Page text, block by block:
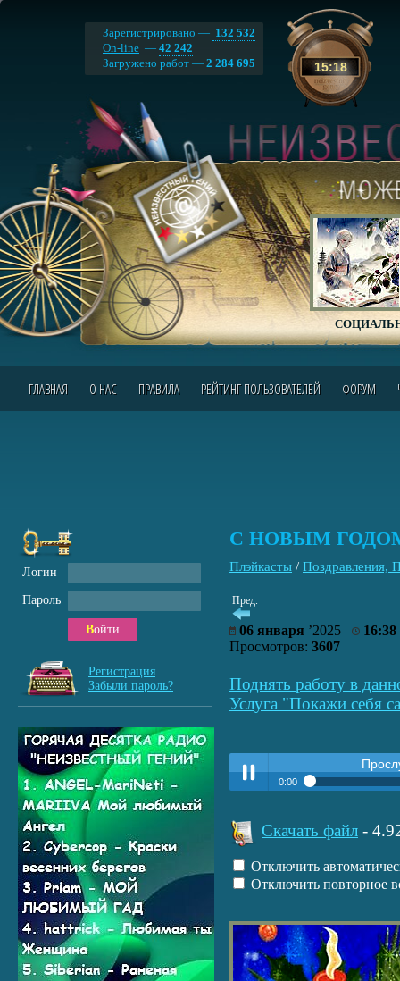
15:18
Зарегистрировано — 132 532
On-line — 42 242
Загружено работ — 2 284 695
ГЛАВНАЯ О НАС ПРАВИЛА РЕЙТИНГ ПОЛЬЗОВАТЕЛЕЙ ФОРУМ
С НОВЫМ
Плэйкасты / Поздравления,
Пред.
06 января ’2025
16:38
Просмотров: 3607
Поднять работу в
Услуга "Покажи себя
Play /
pause
0:00
Скачать файл -
Отключить
Отключить повторное
Логин
Пароль
Войти
Регистрация
Забыли пароль?